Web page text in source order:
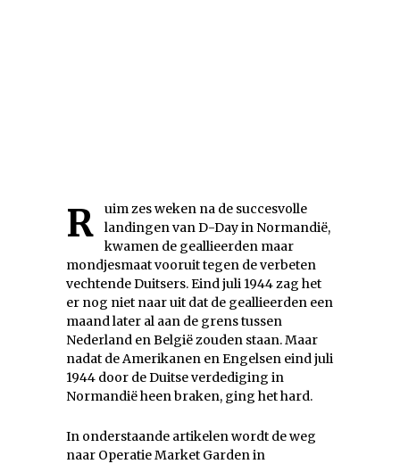
Ruim zes weken na de succesvolle
landingen van D-Day in Normandië,
kwamen de geallieerden maar
mondjesmaat vooruit tegen de verbeten
vechtende Duitsers. Eind juli 1944 zag het
er nog niet naar uit dat de geallieerden een
maand later al aan de grens tussen
Nederland en België zouden staan. Maar
nadat de Amerikanen en Engelsen eind juli
1944 door de Duitse verdediging in
Normandië heen braken, ging het hard.
In onderstaande artikelen wordt de weg
naar Operatie Market Garden in